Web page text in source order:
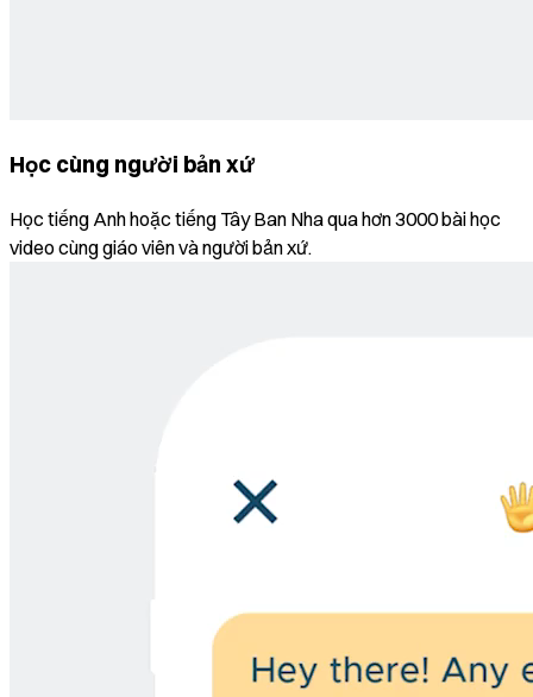
Học cùng người bản xứ
Học tiếng Anh hoặc tiếng Tây Ban Nha qua hơn 3000 bài học
video cùng giáo viên và người bản xứ.